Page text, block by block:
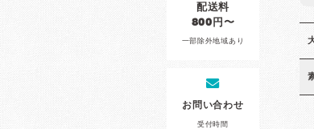
配送料
800円〜
一部除外地域あり
お問い合わせ
受付時間